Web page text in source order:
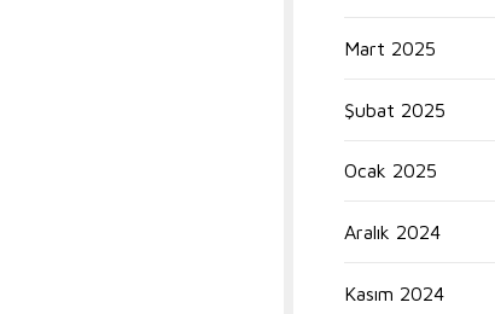
Mart 2025
Şubat 2025
Ocak 2025
Aralık 2024
Kasım 2024